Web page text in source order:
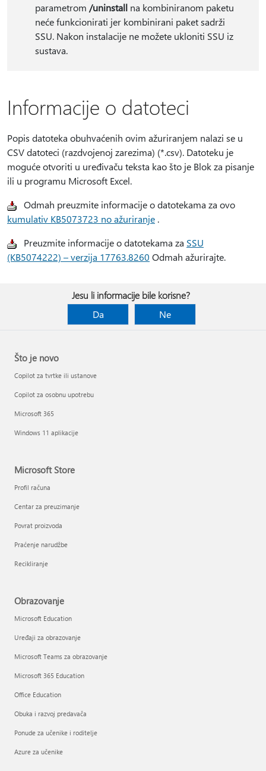
parametrom /uninstallna kombiniranom paketu
neće funkcionirati jer kombinirani paket sadrži
SSU. Nakon instalacije ne možete ukloniti SSU iz
sustava.
Informacije o datoteci
Popis datoteka obuhvaćenih ovim ažuriranjem nalazi se u
CSV datoteci (razdvojenoj zarezima) (*.csv). Datoteku je
moguće otvoriti u uređivaču teksta kao što je Blok za pisanje
ili u programu Microsoft Excel.
Odmah preuzmite informacije o datotekama za ovo
kumulativ KB5073723 no ažuriranje .
Preuzmite informacije o datotekama za SSU
(KB5074222) – verzija 17763.8260 Odmah ažurirajte.
Jesu li informacije bile korisne?
Da
Ne
Što je novo
Copilot za tvrtke ili ustanove
Copilot za osobnu upotrebu
Microsoft 365
Windows 11 aplikacije
Microsoft Store
Profil računa
Centar za preuzimanje
Povrat proizvoda
Praćenje narudžbe
Recikliranje
Obrazovanje
Microsoft Education
Uređaji za obrazovanje
Microsoft Teams za obrazovanje
Microsoft 365 Education
Office Education
Obuka i razvoj predavača
Ponude za učenike i roditelje
Azure za učenike